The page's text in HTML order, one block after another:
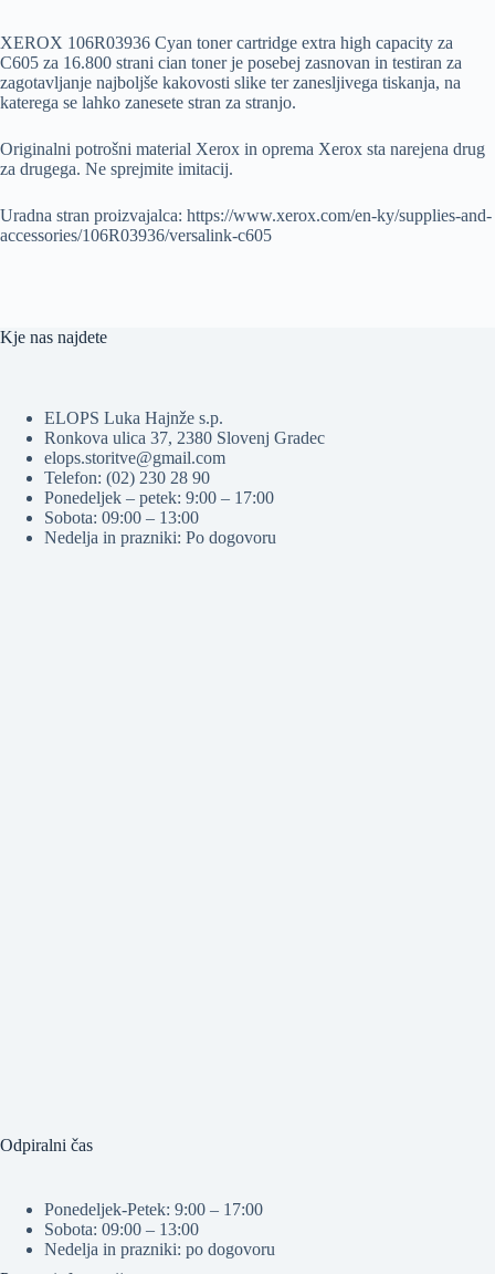
XEROX 106R03936 Cyan toner cartridge extra high capacity za
C605 za 16.800 strani cian toner je posebej zasnovan in testiran za
zagotavljanje najboljše kakovosti slike ter zanesljivega tiskanja, na
katerega se lahko zanesete stran za stranjo.
Originalni potrošni material Xerox in oprema Xerox sta narejena drug
za drugega. Ne sprejmite imitacij.
Uradna stran proizvajalca: https://www.xerox.com/en-ky/supplies-and-
accessories/106R03936/versalink-c605
Kje nas najdete
ELOPS Luka Hajnže s.p.
Ronkova ulica 37, 2380 Slovenj Gradec
elops.storitve@gmail.com
Telefon: (02) 230 28 90
Ponedeljek – petek: 9:00 – 17:00
Sobota: 09:00 – 13:00
Nedelja in prazniki: Po dogovoru
Odpiralni čas
Ponedeljek-Petek: 9:00 – 17:00
Sobota: 09:00 – 13:00
Nedelja in prazniki: po dogovoru